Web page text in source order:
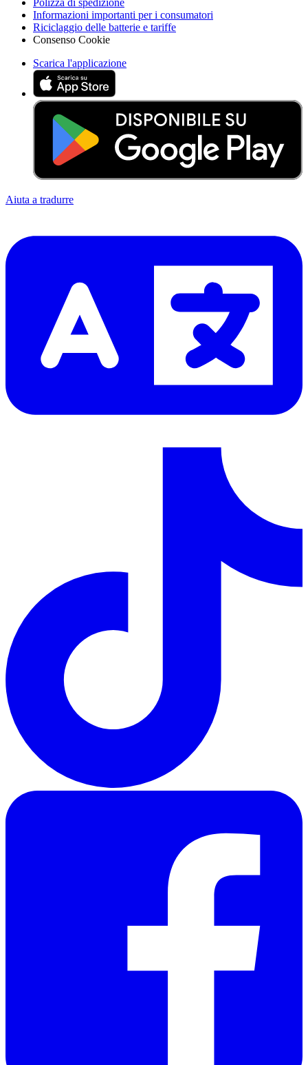
Polizza di spedizione
Informazioni importanti per i consumatori
Riciclaggio delle batterie e tariffe
Consenso Cookie
Scarica l'applicazione
Aiuta a tradurre